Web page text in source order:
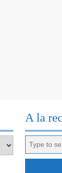
A la
for: